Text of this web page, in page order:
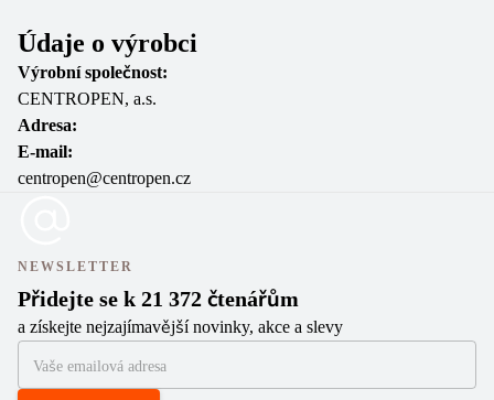
Údaje o výrobci
Výrobní společnost:
CENTROPEN, a.s.
Adresa:
E-mail:
centropen@centropen.cz
NEWSLETTER
Přidejte se k 21 372 čtenářům
a získejte nejzajímavější novinky, akce a slevy